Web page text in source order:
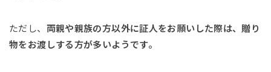
ただし、 両親や親族の方以外に証人をお願いした際は、贈り
物をお渡しする方が多いようです。